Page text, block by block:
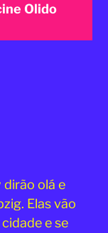
Olido
dirão olá e
Elas vão
e se